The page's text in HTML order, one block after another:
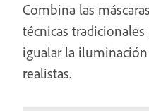
Combina las
técnicas
igualar la
realistas.